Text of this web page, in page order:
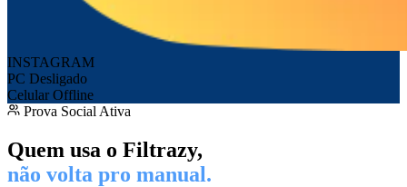
INSTAGRAM
PC Desligado
Celular Offline
Prova Social Ativa
Quem usa o Filtrazy,
não volta pro manual.